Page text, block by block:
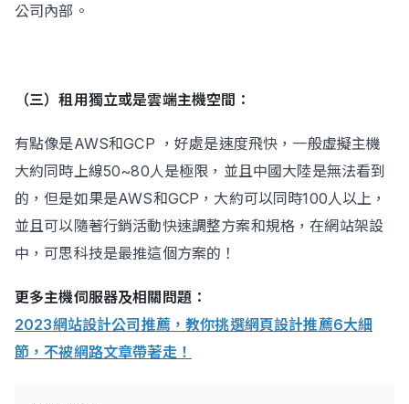
公司內部。
（三）租用獨立或是雲端主機空間：
有點像是AWS和GCP ，好處是速度飛快，一般虛擬主機
大約同時上線50~80人是極限，並且中國大陸是無法看到
的，但是如果是AWS和GCP，大約可以同時100人以上，
並且可以隨著行銷活動快速調整方案和規格，在網站架設
中，可思科技是最推這個方案的！
更多主機伺服器及相關問題：
2023網站設計公司推薦，教你挑選網頁設計推薦6大細
節，不被網路文章帶著走！